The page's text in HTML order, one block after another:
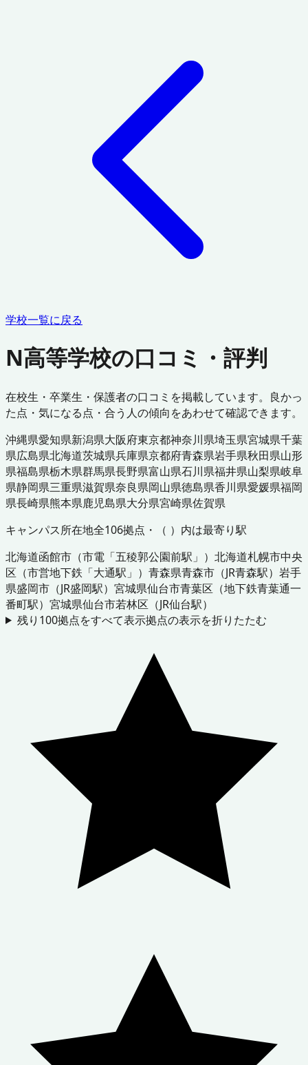
学校一覧に戻る
N高等学校の口コミ・評判
在校生・卒業生・保護者の口コミを掲載しています。良かっ
た点・気になる点・合う人の傾向をあわせて確認できます。
沖縄県愛知県新潟県大阪府東京都神奈川県埼玉県宮城県千葉
県広島県北海道茨城県兵庫県京都府青森県岩手県秋田県山形
県福島県栃木県群馬県長野県富山県石川県福井県山梨県岐阜
県静岡県三重県滋賀県奈良県岡山県徳島県香川県愛媛県福岡
県長崎県熊本県鹿児島県大分県宮崎県佐賀県
キャンパス所在地全106拠点・（ ）内は最寄り駅
北海道函館市 （市電「五稜郭公園前駅」 ） 北海道札幌市中央
区 （市営地下鉄「大通駅」 ） 青森県青森市 （JR青森駅） 岩手
県盛岡市 （JR盛岡駅） 宮城県仙台市青葉区 （地下鉄青葉通一
番町駅） 宮城県仙台市若林区 （JR仙台駅）
残り 100拠点をすべて表示拠点の表示を折りたたむ